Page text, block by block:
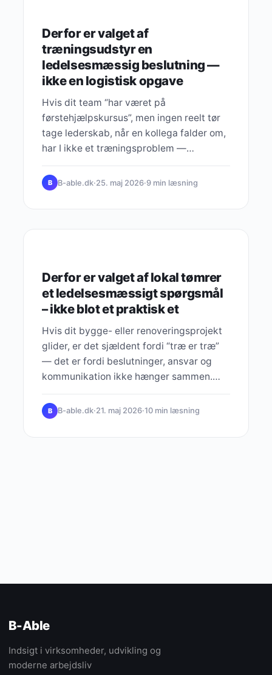
Derfor er valget af
træningsudstyr en
ledelsesmæssig beslutning —
ikke en logistisk opgave
Hvis dit team “har været på
førstehjælpskursus”, men ingen reelt tør
tage lederskab, når en kollega falder om,
har I ikke et træningsproblem —…
B B-able.dk·25. maj 2026·9 min læsning
Derfor er valget af lokal tømrer
et ledelsesmæssigt spørgsmål
– ikke blot et praktisk et
Hvis dit bygge- eller renoveringsprojekt
glider, er det sjældent fordi “træ er træ”
— det er fordi beslutninger, ansvar og
kommunikation ikke hænger sammen.…
B B-able.dk·21. maj 2026·10 min læsning
B-Able
Indsigt i virksomheder, udvikling og
moderne arbejdsliv